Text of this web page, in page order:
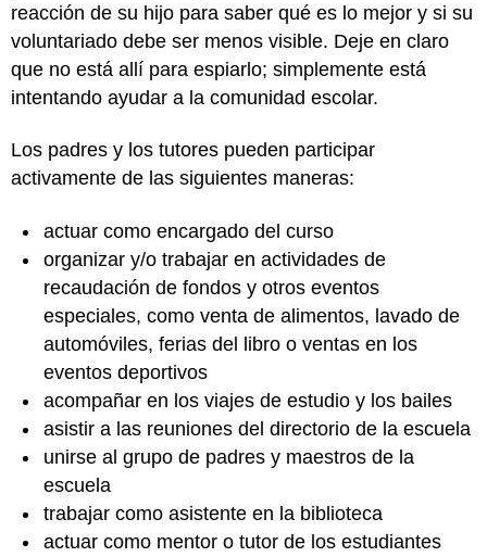
reacción de su hijo para saber qué es lo mejor y si su
voluntariado debe ser menos visible. Deje en claro
que no está allí para espiarlo; simplemente está
intentando ayudar a la comunidad escolar.
Los padres y los tutores pueden participar
activamente de las siguientes maneras:
actuar como encargado del curso
organizar y/o trabajar en actividades de
recaudación de fondos y otros eventos
especiales, como venta de alimentos, lavado de
automóviles, ferias del libro o ventas en los
eventos deportivos
acompañar en los viajes de estudio y los bailes
asistir a las reuniones del directorio de la escuela
unirse al grupo de padres y maestros de la
escuela
trabajar como asistente en la biblioteca
actuar como mentor o tutor de los estudiantes